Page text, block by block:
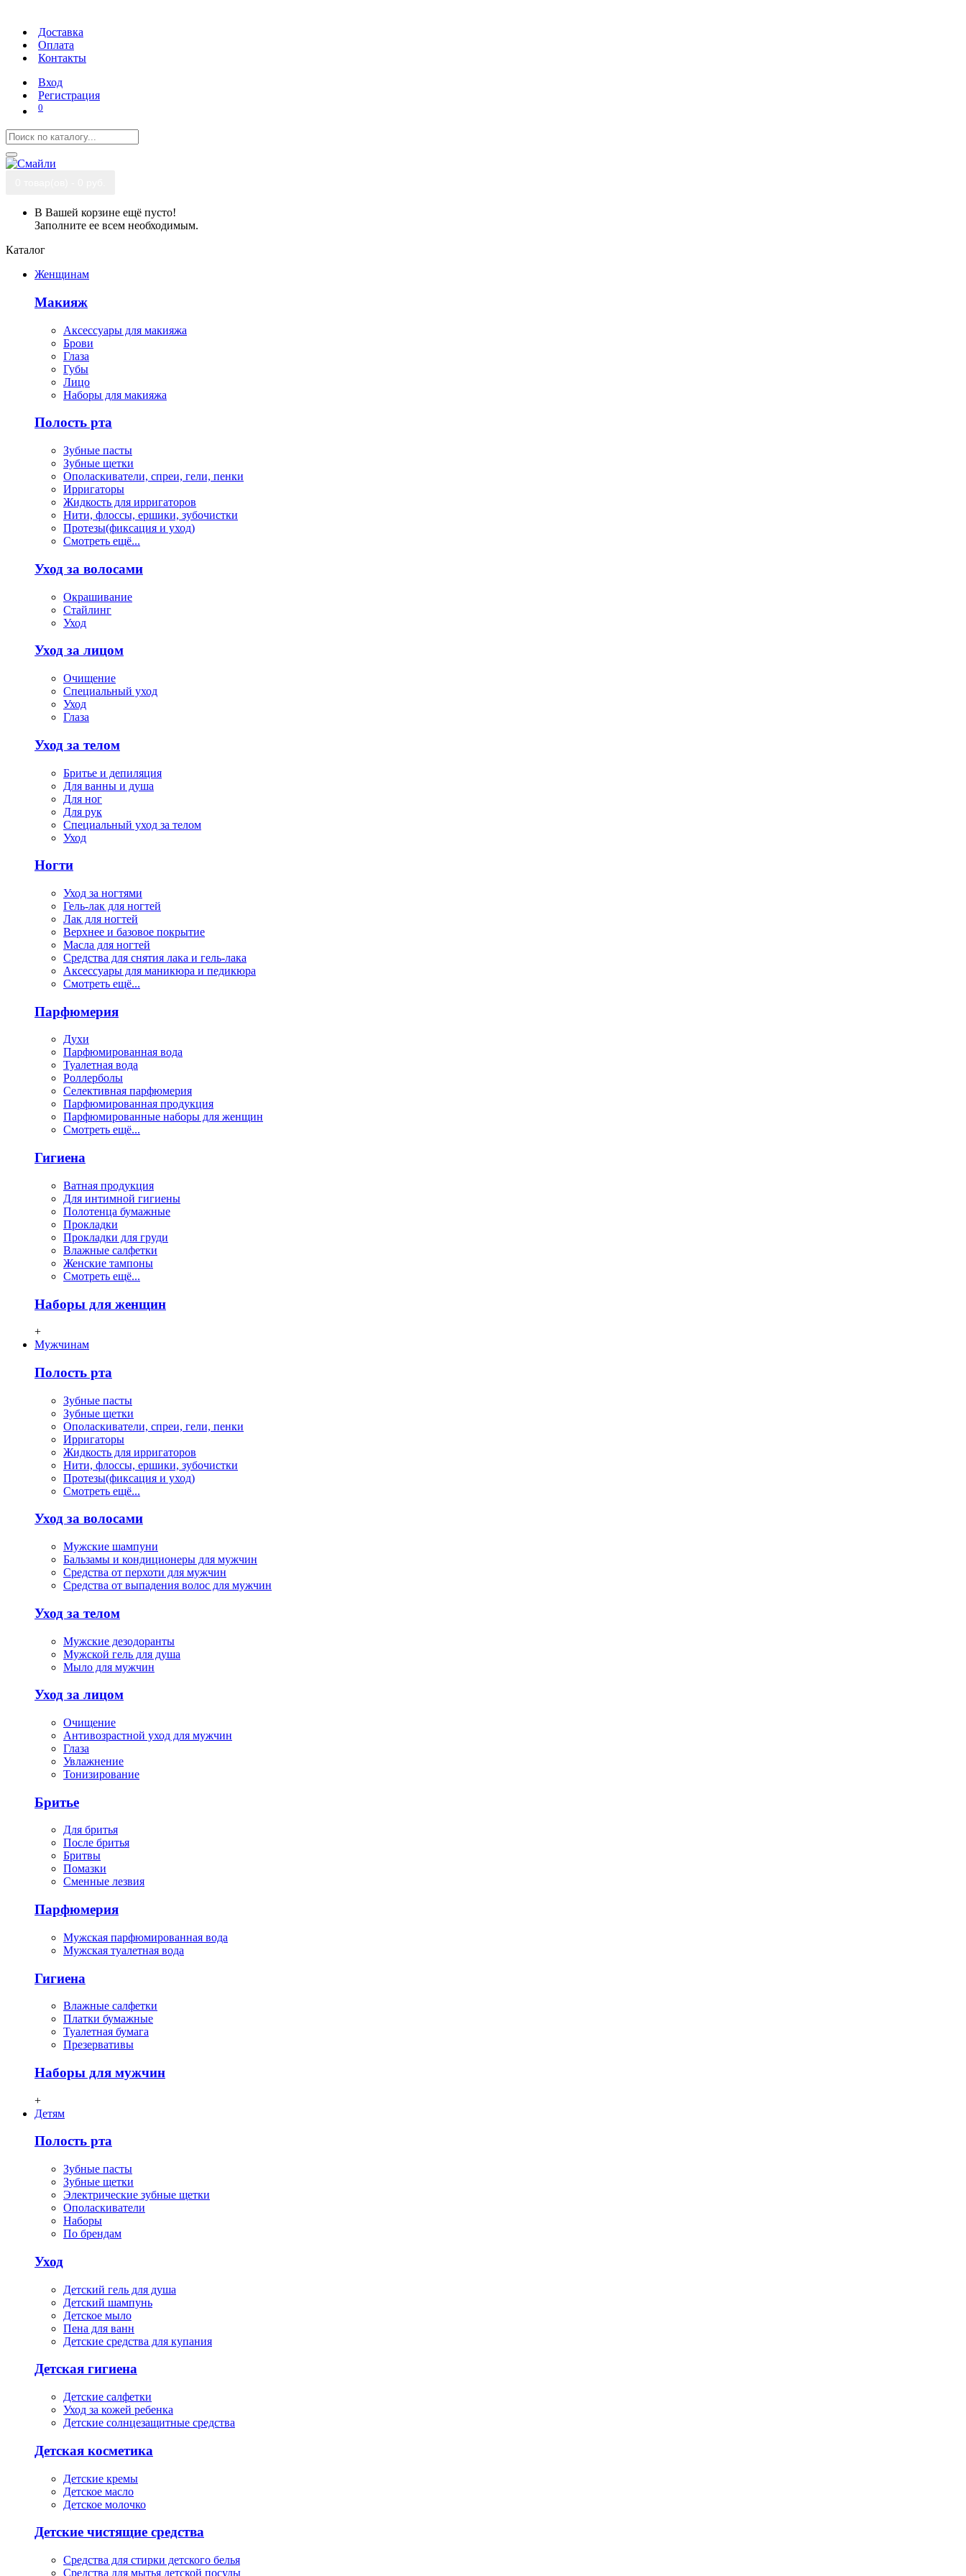
Доставка
Оплата
Контакты
Вход
Регистрация
0
В Вашей корзине ещё пусто!
Заполните ее всем необходимым.
Каталог
Женщинам
Макияж
Аксессуары для макияжа
Брови
Глаза
Губы
Лицо
Наборы для макияжа
Полость рта
Зубные пасты
Зубные щетки
Ополаскиватели, спреи, гели, пенки
Ирригаторы
Жидкость для ирригаторов
Нити, флоссы, ершики, зубочистки
Протезы(фиксация и уход)
Смотреть ещё...
Уход за волосами
Окрашивание
Стайлинг
Уход
Уход за лицом
Очищение
Специальный уход
Уход
Глаза
Уход за телом
Бритье и депиляция
Для ванны и душа
Для ног
Для рук
Специальный уход за телом
Уход
Ногти
Уход за ногтями
Гель-лак для ногтей
Лак для ногтей
Верхнее и базовое покрытие
Масла для ногтей
Средства для снятия лака и гель-лака
Аксессуары для маникюра и педикюра
Смотреть ещё...
Парфюмерия
Духи
Парфюмированная вода
Туалетная вода
Роллерболы
Селективная парфюмерия
Парфюмированная продукция
Парфюмированные наборы для женщин
Смотреть ещё...
Гигиена
Ватная продукция
Для интимной гигиены
Полотенца бумажные
Прокладки
Прокладки для груди
Влажные салфетки
Женские тампоны
Смотреть ещё...
Наборы для женщин
+
Мужчинам
Полость рта
Зубные пасты
Зубные щетки
Ополаскиватели, спреи, гели, пенки
Ирригаторы
Жидкость для ирригаторов
Нити, флосcы, ершики, зубочистки
Протезы(фиксация и уход)
Смотреть ещё...
Уход за волосами
Мужские шампуни
Бальзамы и кондиционеры для мужчин
Средства от перхоти для мужчин
Средства от выпадения волос для мужчин
Уход за телом
Мужские дезодоранты
Мужской гель для душа
Мыло для мужчин
Уход за лицом
Очищение
Антивозрастной уход для мужчин
Глаза
Увлажнение
Тонизирование
Бритье
Для бритья
После бритья
Бритвы
Помазки
Сменные лезвия
Парфюмерия
Мужская парфюмированная вода
Мужская туалетная вода
Гигиена
Влажные салфетки
Платки бумажные
Туалетная бумага
Презервативы
Наборы для мужчин
+
Детям
Полость рта
Зубные пасты
Зубные щетки
Электрические зубные щетки
Ополаскиватели
Наборы
По брендам
Уход
Детский гель для душа
Детский шампунь
Детское мыло
Пена для ванн
Детские средства для купания
Детская гигиена
Детские салфетки
Уход за кожей ребенка
Детские солнцезащитные средства
Детская косметика
Детские кремы
Детское масло
Детское молочко
Детские чистящие средства
Средства для стирки детского белья
Средства для мытья детской посуды